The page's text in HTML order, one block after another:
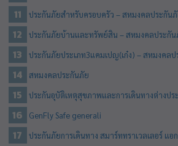
ประกันภัยสำหรับครอบครัว – สหมงคลประกัน
ประกันภัยบ้านและทรัพย์สิน – สหมงคลประกัน
ประกันภัยประเภท3แคมเปญ(เก๋ง) – สหมงคล
สหมงคลประกันภัย
ประกันอุบัติเหตุสุขภาพและการเดินทางต่างป
GenFly Safe generali
ประกันภัยการเดินทาง สมาร์ททราเวลเลอร์ แอ